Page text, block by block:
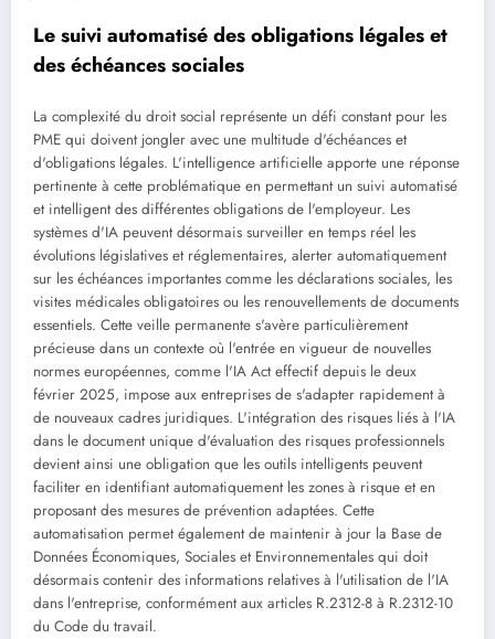
Le suivi automatisé des obligations légales et
des échéances sociales
La complexité du droit social représente un défi constant pour les
PME qui doivent jongler avec une multitude d'échéances et
d'obligations légales. L'intelligence artificielle apporte une réponse
pertinente à cette problématique en permettant un suivi automatisé
et intelligent des différentes obligations de l'employeur. Les
systèmes d'IA peuvent désormais surveiller en temps réel les
évolutions législatives et réglementaires, alerter automatiquement
sur les échéances importantes comme les déclarations sociales, les
visites médicales obligatoires ou les renouvellements de documents
essentiels. Cette veille permanente s'avère particulièrement
précieuse dans un contexte où l'entrée en vigueur de nouvelles
normes européennes, comme l'IA Act effectif depuis le deux
février 2025, impose aux entreprises de s'adapter rapidement à
de nouveaux cadres juridiques. L'intégration des risques liés à l'IA
dans le document unique d'évaluation des risques professionnels
devient ainsi une obligation que les outils intelligents peuvent
faciliter en identifiant automatiquement les zones à risque et en
proposant des mesures de prévention adaptées. Cette
automatisation permet également de maintenir à jour la Base de
Données Économiques, Sociales et Environnementales qui doit
désormais contenir des informations relatives à l'utilisation de l'IA
dans l'entreprise, conformément aux articles R.2312-8 à R.2312-10
du Code du travail.